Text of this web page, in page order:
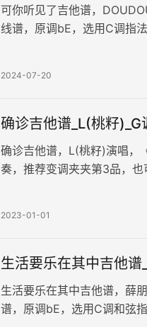
可你听见了吉他谱，
线谱，原调bE，选用C调指
2024-07-20
确诊吉他谱_L(桃籽
确诊吉他谱，L(桃籽)演唱，
奏，推荐变调夹夹第3品，
2023-01-01
生活要乐在其中吉他
生活要乐在其中吉他谱，薛
谱，原调bE，选用C调和弦